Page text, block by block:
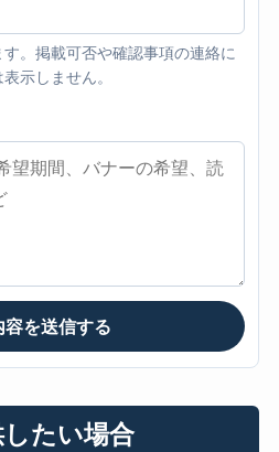
。掲載可否や確認事項の連絡に
示しません。
容を送信する
たい場合